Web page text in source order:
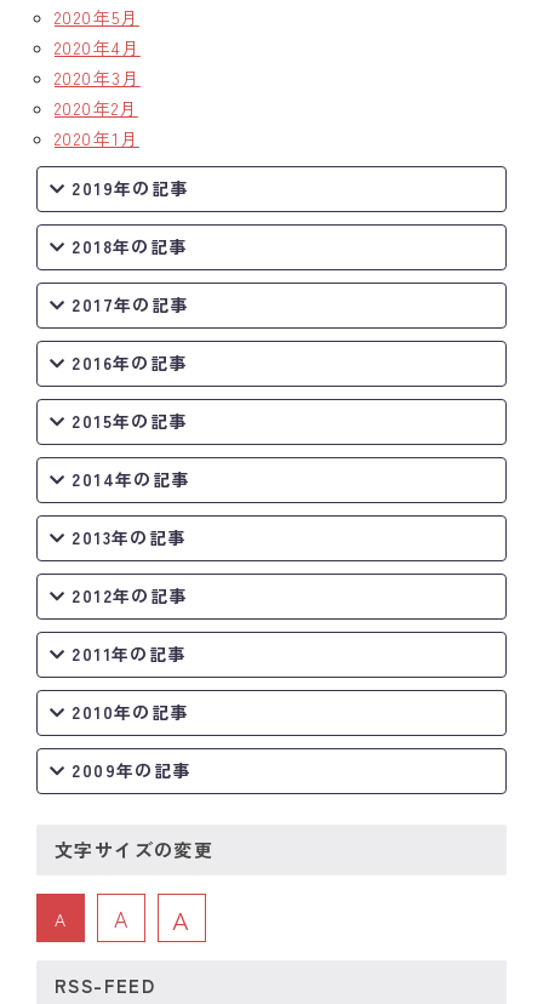
2020年5月
2020年4月
2020年3月
2020年2月
2020年1月
2019年の記事
2018年の記事
2017年の記事
2016年の記事
2015年の記事
2014年の記事
2013年の記事
2012年の記事
2011年の記事
2010年の記事
2009年の記事
文字サイズの変更
A A A
RSS-FEED